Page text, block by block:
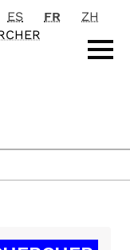
ES FR
ZH